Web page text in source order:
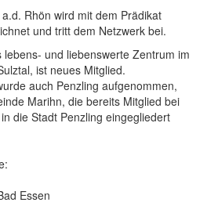
Rhön wird mit dem Prädikat
und tritt dem Netzwerk bei.
lebens- und liebenswerte Zentrum im
ist neues Mitglied.
auch Penzling aufgenommen,
Marihn, die bereits Mitglied bei
die Stadt Penzling eingegliedert
Essen